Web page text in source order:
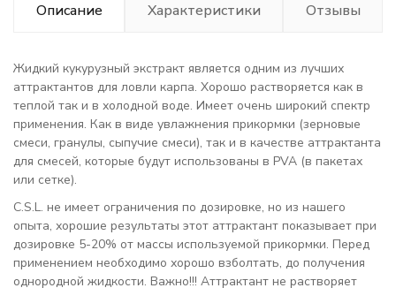
Описание Характеристики Отзывы
Жидкий кукурузный экстракт является одним из лучших
аттрактантов для ловли карпа. Хорошо растворяется как в
теплой так и в холодной воде. Имеет очень широкий спектр
применения. Как в виде увлажнения прикормки (зерновые
смеси, гранулы, сыпучие смеси), так и в качестве аттрактанта
для смесей, которые будут использованы в PVA (в пакетах
или сетке).
C.S.L. не имеет ограничения по дозировке, но из нашего
опыта, хорошие результаты этот аттрактант показывает при
дозировке 5-20% от массы используемой прикормки. Перед
применением необходимо хорошо взболтать, до получения
однородной жидкости. Важно!!! Аттрактант не растворяет